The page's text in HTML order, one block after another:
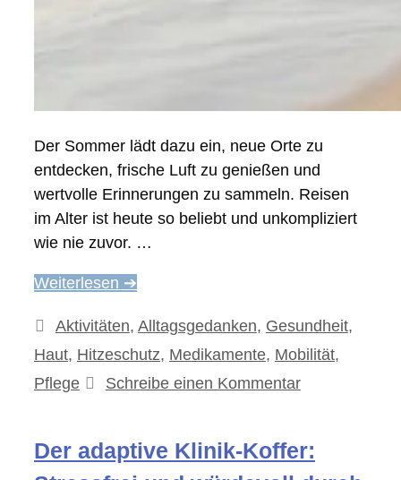
Der Sommer lädt dazu ein, neue Orte zu
entdecken, frische Luft zu genießen und
wertvolle Erinnerungen zu sammeln. Reisen
im Alter ist heute so beliebt und unkompliziert
wie nie zuvor. …
Weiterlesen ➔
Kategorien
Aktivitäten, Alltagsgedanken, Gesundheit,
Haut, Hitzeschutz, Medikamente, Mobilität,
Pflege
Schreibe einen Kommentar
Der adaptive Klinik-Koffer: